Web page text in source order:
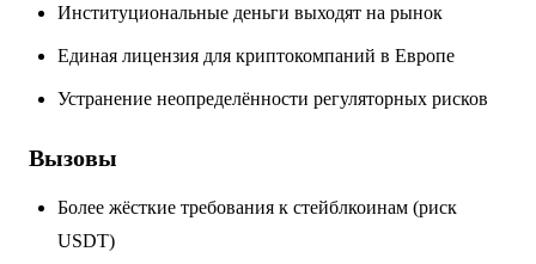
Институциональные деньги выходят на рынок
Единая лицензия для криптокомпаний в Европе
Устранение неопределённости регуляторных рисков
Вызовы
Более жёсткие требования к стейблкоинам (риск
USDT)